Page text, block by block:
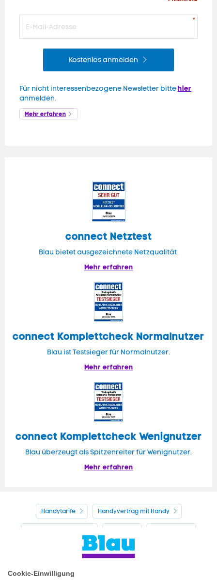
Kostenlos anmelden
Für nicht interessenbezogene Newsletter bittehier
anmelden.
Mehr erfahren
connect Netztest
Blau bietet ausgezeichnete Netzqualität.
Mehr erfahren
connect Komplettcheck Normalnutzer
Blau ist Testsieger für Normalnutzer.
Mehr erfahren
connect Komplettcheck Wenignutzer
Blau überzeugt als Spitzenreiter für Wenignutzer.
Mehr erfahren
Handytarife Handyvertrag mit Handy
Handyvertrag ohne Handy